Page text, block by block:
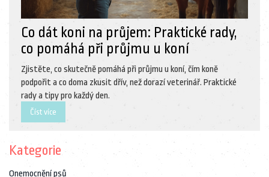
Co dát koni na průjem: Praktické rady,
co pomáhá při průjmu u koní
Zjistěte, co skutečně pomáhá při průjmu u koní, čím koně
podpořit a co doma zkusit dřív, než dorazí veterinář. Praktické
rady a tipy pro každý den.
Číst více
Kategorie
Onemocnění psů